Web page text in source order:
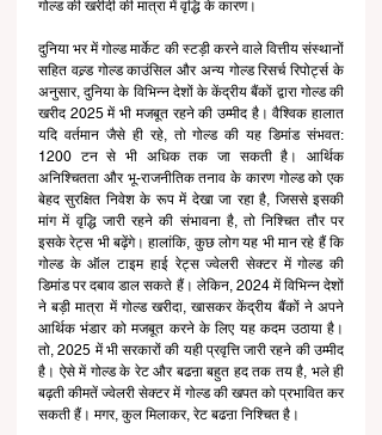
गोल्ड की खरीदी की मात्रा में वृद्धि के कारण।
दुनिया भर में गोल्ड मार्केट की स्टड़ी करने वाले वित्तीय संस्थानों
सहित वल्र्ड गोल्ड काउंसिल और अन्य गोल्ड रिसर्च रिपोर्ट्स के
अनुसार, दुनिया के विभिन्न देशों के केंद्रीय बैंकों द्वारा गोल्ड की
खरीद 2025 में भी मजबूत रहने की उम्मीद है। वैश्विक हालात
यदि वर्तमान जैसे ही रहे, तो गोल्ड की यह डिमांड संभवत:
1200 टन से भी अधिक तक जा सकती है। आर्थिक
अनिश्चितता और भू-राजनीतिक तनाव के कारण गोल्ड को एक
बेहद सुरक्षित निवेश के रूप में देखा जा रहा है, जिससे इसकी
मांग में वृद्धि जारी रहने की संभावना है, तो निश्चित तौर पर
इसके रेट्स भी बढ़ेंगे। हालांकि, कुछ लोग यह भी मान रहे हैं कि
गोल्ड के ऑल टाइम हाई रेट्स ज्वेलरी सेक्टर में गोल्ड की
डिमांड पर दबाव डाल सकते हैं। लेकिन, 2024 में विभिन्न देशों
ने बड़ी मात्रा में गोल्ड खरीदा, खासकर केंद्रीय बैंकों ने अपने
आर्थिक भंडार को मजबूत करने के लिए यह कदम उठाया है।
तो, 2025 में भी सरकारों की यही प्रवृत्ति जारी रहने की उम्मीद
है। ऐसे में गोल्ड के रेट और बढऩा बहुत हद तक तय है, भले ही
बढ़ती कीमतें ज्वेलरी सेक्टर में गोल्ड की खपत को प्रभावित कर
सकती हैं। मगर, कुल मिलाकर, रेट बढऩा निश्चित है।